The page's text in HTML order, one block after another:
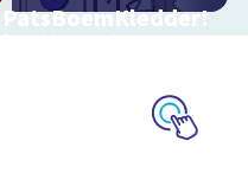
PatsBoemKledder!
Speel het spel en leer